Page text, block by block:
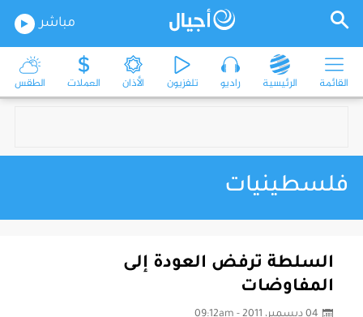
مباشر
القائمة الرئيسية راديو تلفزيون الأذان العملات الطقس
فلسطينيات
السلطة ترفض العودة إلى
المفاوضات
04 ديسمبر، 2011 - 09:12am